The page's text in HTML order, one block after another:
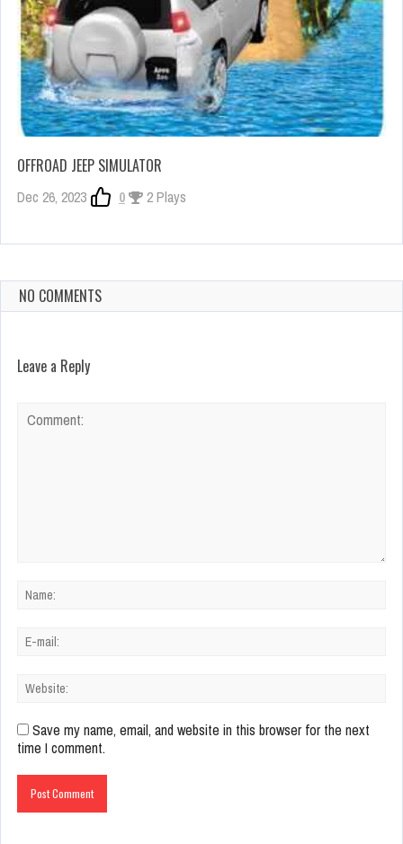
OFFROAD JEEP SIMULATOR
Dec 26, 2023 0 2 Plays
NO COMMENTS
Leave a Reply
Save my name, email, and website in this browser for the next
time I comment.